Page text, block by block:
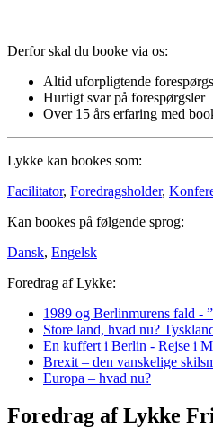
Derfor skal du booke via os:
Altid uforpligtende
Hurtigt svarpå forespørgsler
Over 15 års erfaring med
Lykke kan bookes som:
Facilitator, Foredragsholder,
Kan bookes på følgende sprog:
Dansk, Engelsk
Foredrag af Lykke:
1989 og Berlinmurens fald -
Store land, hvad nu?
En kuffert i Berlin - Rejse i
Brexit – den vanskelige
Europa – hvad nu?
Foredrag af Lykke